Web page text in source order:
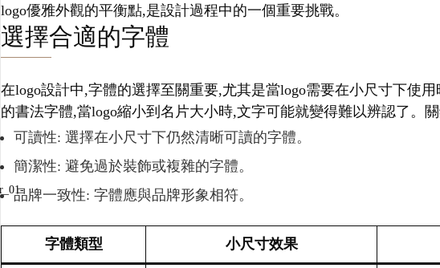
logo優雅外觀的平衡點,是設計過程中的一個重要挑戰。
選擇合適的字體
在logo設計中,字體的選擇至關重要,尤其是當logo需要在小尺寸下使
的書法字體,當logo縮小到名片大小時,文字可能就變得難以辨認了。
可讀性: 選擇在小尺寸下仍然清晰可讀的字體。
簡潔性: 避免過於裝飾或複雜的字體。
品牌一致性: 字體應與品牌形象相符。
字體類型 小尺寸效果